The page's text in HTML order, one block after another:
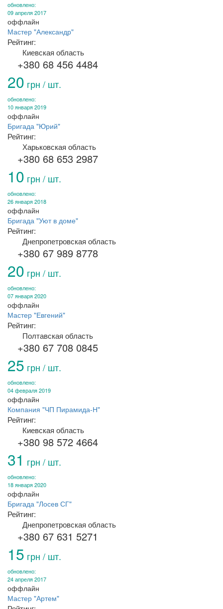
обновлено:
09 апреля 2017
оффлайн
Мастер "Александр"
Рейтинг:
Киевская область
+380 68 456 4484
20 грн / шт.
обновлено:
10 января 2019
оффлайн
Бригада "Юрий"
Рейтинг:
Харьковская область
+380 68 653 2987
10 грн / шт.
обновлено:
26 января 2018
оффлайн
Бригада "Уют в доме"
Рейтинг:
Днепропетровская область
+380 67 989 8778
20 грн / шт.
обновлено:
07 января 2020
оффлайн
Мастер "Евгений"
Рейтинг:
Полтавская область
+380 67 708 0845
25 грн / шт.
обновлено:
04 февраля 2019
оффлайн
Компания "ЧП Пирамида-Н"
Рейтинг:
Киевская область
+380 98 572 4664
31 грн / шт.
обновлено:
18 января 2020
оффлайн
Бригада "Лосев СГ"
Рейтинг:
Днепропетровская область
+380 67 631 5271
15 грн / шт.
обновлено:
24 апреля 2017
оффлайн
Мастер "Артем"